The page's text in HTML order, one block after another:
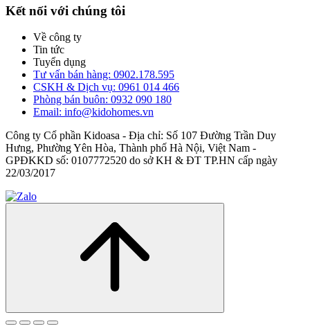
Kết nối với chúng tôi
Về công ty
Tin tức
Tuyển dụng
Tư vấn bán hàng: 0902.178.595
CSKH & Dịch vụ: 0961 014 466
Phòng bán buôn: 0932 090 180
Email: info@kidohomes.vn
Công ty Cổ phần Kidoasa - Địa chỉ: Số 107 Đường Trần Duy
Hưng, Phường Yên Hòa, Thành phố Hà Nội, Việt Nam -
GPĐKKD số: 0107772520 do sở KH & ĐT TP.HN cấp ngày
22/03/2017